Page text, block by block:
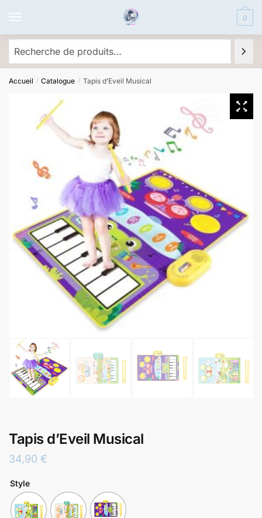
navigation
content
0
Accueil / Catalogue / Tapis d’Eveil Musical
Tapis d’Eveil Musical
34,90 €
Style